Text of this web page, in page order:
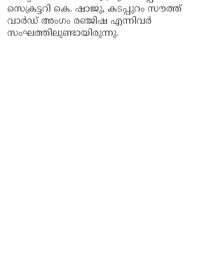
സെക്രട്ടറി കെ. ഷാജു, കടപ്പുറം സൗത്ത്
വാർഡ് അംഗം രഞ്ജിഷ എന്നിവർ
സംഘത്തിലുണ്ടായിരുന്നു.